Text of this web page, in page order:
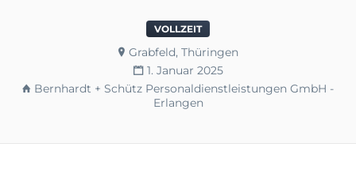
VOLLZEIT
Grabfeld, Thüringen
1. Januar 2025
Bernhardt + Schütz Personaldienstleistungen GmbH -
Erlangen